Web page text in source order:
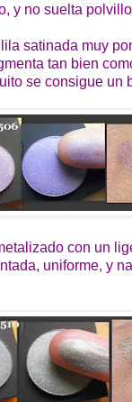
y no suelta
satinada muy
tan bien
se consigue un
con un
uniforme, y